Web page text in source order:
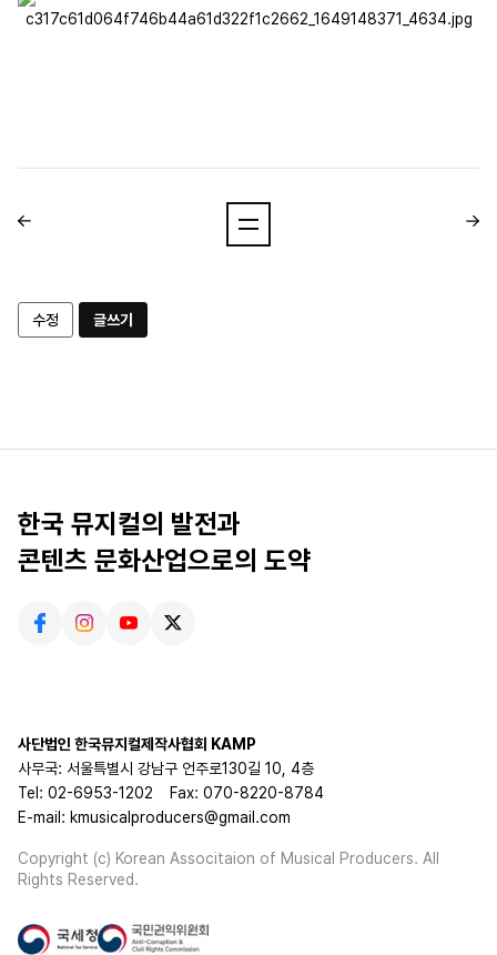
수정 글쓰기
한국 뮤지컬의 발전과
콘텐츠 문화산업으로의 도약
사단법인 한국뮤지컬제작사협회 KAMP
사무국: 서울특별시 강남구 언주로130길 10, 4층
Tel: 02-6953-1202
Fax: 070-8220-8784
E-mail: kmusicalproducers@gmail.com
Copyright (c) Korean Associtaion of Musical Producers. All
Rights Reserved.